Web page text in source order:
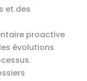
et des
proactive
évolutions